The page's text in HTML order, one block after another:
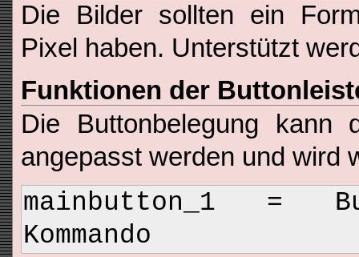
Die Bilder sollten ein
Pixel haben. Unterstützt
Funktionen der
Die Buttonbelegung kann
angepasst werden und wird
mainbutton_1 =
Kommando